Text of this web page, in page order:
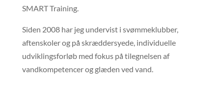
SMART Training.
Siden 2008 har jeg undervist i svømmeklubber,
aftenskoler og på skræddersyede, individuelle
udviklingsforløb med fokus på tilegnelsen af
vandkompetencer og glæden ved vand.